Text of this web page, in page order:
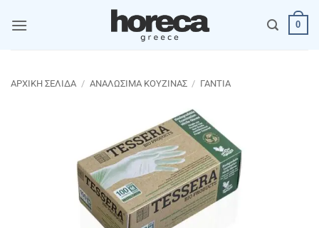
στο
0
ΑΡΧΙΚΉ ΣΕΛΊΔΑ / ΑΝΑΛΩΣΙΜΑ ΚΟΥΖΙΝΑΣ / ΓΑΝΤΙΑ